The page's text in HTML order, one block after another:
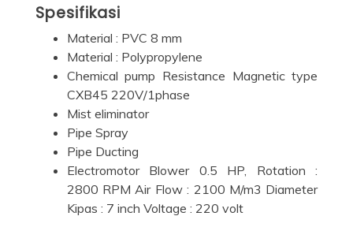
Spesifikasi
Material : PVC 8 mm
Material : Polypropylene
Chemical pump Resistance Magnetic type
CXB45 220V/1phase
Mist eliminator
Pipe Spray
Pipe Ducting
Electromotor Blower 0.5 HP, Rotation :
2800 RPM Air Flow : 2100 M/m3 Diameter
Kipas : 7 inch Voltage : 220 volt